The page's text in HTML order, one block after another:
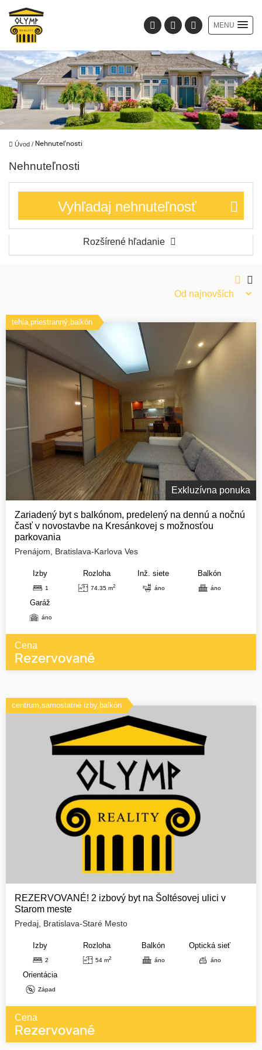
MENU
Úvod / Nehnuteľnosti
Nehnuteľnosti
Vyhľadaj nehnuteľnosť
Rozšírené hľadanie
Exkluzívna ponuka
Zariadený byt s balkónom, predelený na dennú a nočnú
časť v novostavbe na Kresánkovej s možnosťou
parkovania
Prenájom, Bratislava-Karlova Ves
Izby
1
Rozloha
74.35 m2
Inž. siete
áno
Balkón
áno
Garáž
áno
Cena
Rezervované
tehla,priestranný,balkón
REZERVOVANÉ! 2 izbový byt na Šoltésovej ulici v
Starom meste
Predaj, Bratislava-Staré Mesto
Izby
2
Rozloha
54 m2
Balkón
áno
Optická sieť
áno
Orientácia
Západ
Cena
Rezervované
centrum,samostatné izby,balkón